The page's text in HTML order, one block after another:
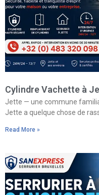
Cylindre Vachette à
Jette — une commune
Jette a quelque chose de
Read More »